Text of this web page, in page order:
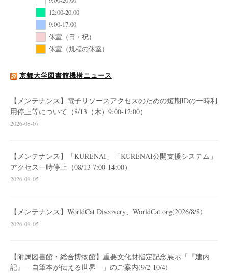
12:00-20:00
9:00-17:00
休室（日・祝）
休室（規程の休室）
京都大学図書館機構ニュース
【メンテナンス】電子リソースアクセスのための短期IDの一時利
用停止等について（8/13（木）9:00-12:00）
2026-08-07
【メンテナンス】「KURENAI」「KURENAI公開支援システム」
アクセス一時停止（08/13 7:00-14:00）
2026-08-05
【メンテナンス】WorldCat Discovery、WorldCat.org(2026/8/8)
2026-08-05
【附属図書館・総合博物館】重要文化財指定記念展示「『建内
記』―自筆本が伝える世界―」のご案内(9/2-10/4)